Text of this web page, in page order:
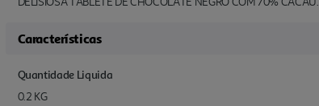
Características
Quantidade Liquida
0.2 KG